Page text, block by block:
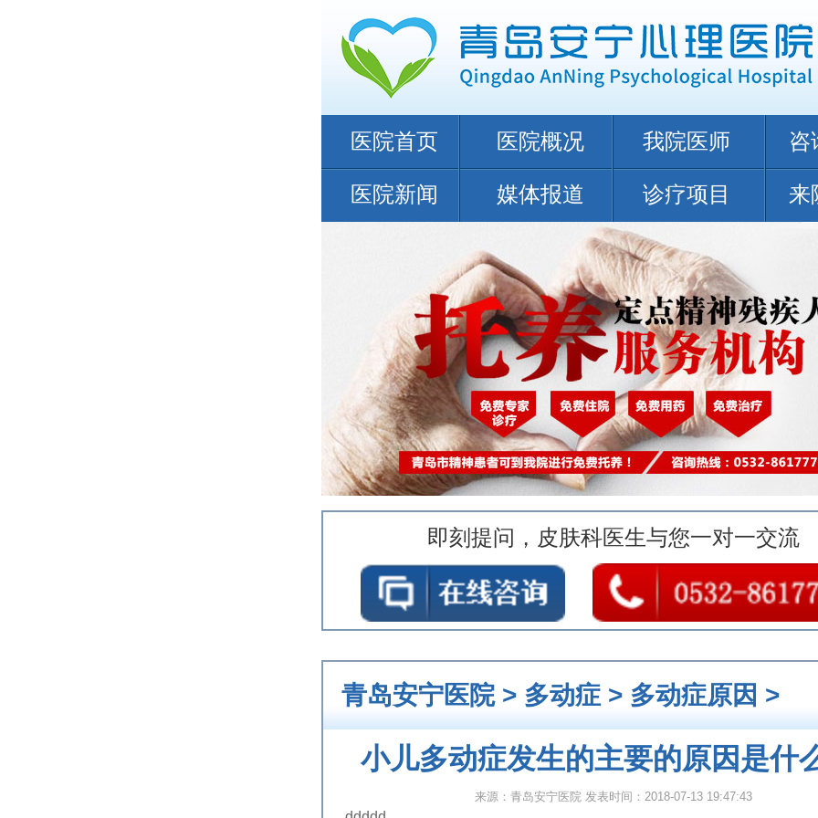
医院首页 医院概况 我院医师 咨
医院新闻 媒体报道 诊疗项目 来
即刻提问，皮肤科医生与您一对一交流
青岛安宁医院> 多动症 > 多动症原因 >
小儿多动症发生的主要的原因是什
来源：青岛安宁医院 发表时间：2018-07-13 19:47:43